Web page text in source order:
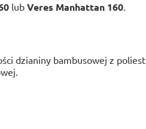
lub Veres Manhattan 160.
dzianiny bambusowej z